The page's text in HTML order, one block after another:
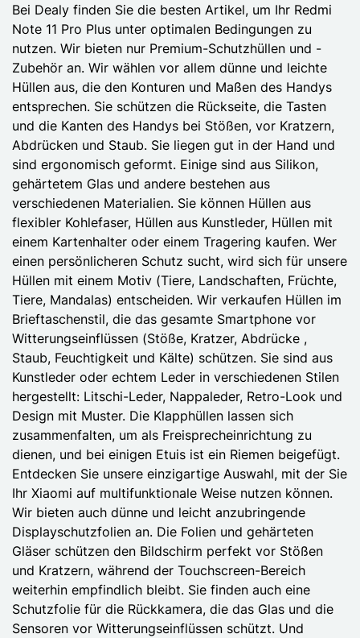
Bei Dealy finden Sie die besten Artikel, um Ihr Redmi
Note 11 Pro Plus unter optimalen Bedingungen zu
nutzen. Wir bieten nur Premium-Schutzhüllen und -
Zubehör an. Wir wählen vor allem dünne und leichte
Hüllen aus, die den Konturen und Maßen des Handys
entsprechen. Sie schützen die Rückseite, die Tasten
und die Kanten des Handys bei Stößen, vor Kratzern,
Abdrücken und Staub. Sie liegen gut in der Hand und
sind ergonomisch geformt. Einige sind aus Silikon,
gehärtetem Glas und andere bestehen aus
verschiedenen Materialien. Sie können Hüllen aus
flexibler Kohlefaser, Hüllen aus Kunstleder, Hüllen mit
einem Kartenhalter oder einem Tragering kaufen. Wer
einen persönlicheren Schutz sucht, wird sich für unsere
Hüllen mit einem Motiv (Tiere, Landschaften, Früchte,
Tiere, Mandalas) entscheiden. Wir verkaufen Hüllen im
Brieftaschenstil, die das gesamte Smartphone vor
Witterungseinflüssen (Stöße, Kratzer, Abdrücke ,
Staub, Feuchtigkeit und Kälte) schützen. Sie sind aus
Kunstleder oder echtem Leder in verschiedenen Stilen
hergestellt: Litschi-Leder, Nappaleder, Retro-Look und
Design mit Muster. Die Klapphüllen lassen sich
zusammenfalten, um als Freisprecheinrichtung zu
dienen, und bei einigen Etuis ist ein Riemen beigefügt.
Entdecken Sie unsere einzigartige Auswahl, mit der Sie
Ihr Xiaomi auf multifunktionale Weise nutzen können.
Wir bieten auch dünne und leicht anzubringende
Displayschutzfolien an. Die Folien und gehärteten
Gläser schützen den Bildschirm perfekt vor Stößen
und Kratzern, während der Touchscreen-Bereich
weiterhin empfindlich bleibt. Sie finden auch eine
Schutzfolie für die Rückkamera, die das Glas und die
Sensoren vor Witterungseinflüssen schützt. Und